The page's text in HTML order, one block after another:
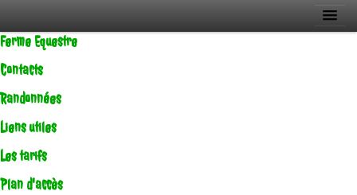
Ferme Equestre
Contacts
Randonnées
Liens utiles
Les tarifs
Plan d'accès